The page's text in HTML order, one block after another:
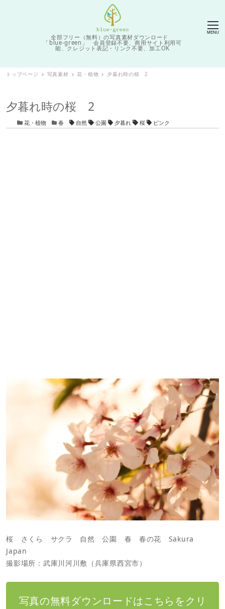
全部フリー（無料）の写真素材ダウンロード
「blue-green」 会員登録不要、商用サイト利用可
能、クレジット表記・リンク不要、加工OK
MENU
トップページ 写真素材 花・植物 夕暮れ時の桜 2
夕暮れ時の桜 2
カテゴリー
花・植物 カテゴリー
春 タグ自然 公園 夕暮れ 桜 ピンク
桜 さくら サクラ 自然 公園 春 春の花 Sakura
Japan
撮影場所：武庫川河川敷（兵庫県西宮市）
写真の無料ダウンロードはこちらをクリ